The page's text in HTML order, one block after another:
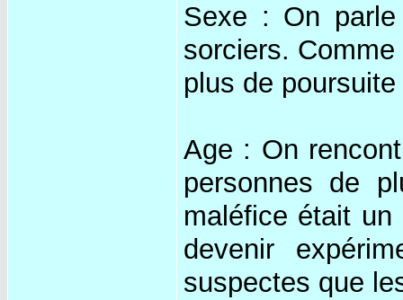
Sexe : On
sorciers.
plus de
Age : On
personnes de
maléfice était
devenir
suspectes que